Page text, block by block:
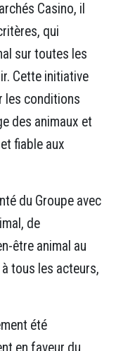
Casino, il
qui
sur toutes les
Cette initiative
les conditions
des animaux et
fiable aux
du Groupe avec
de
être animal au
tous les acteurs,
été